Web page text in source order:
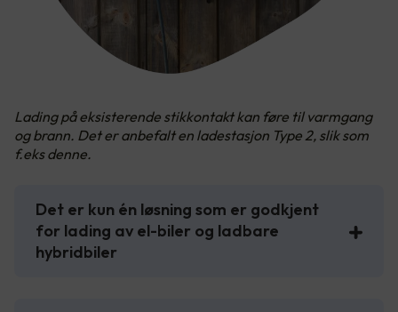
Lading på eksisterende stikkontakt kan føre til varmgang
og brann. Det er anbefalt en ladestasjon Type 2, slik som
f.eks denne.
Det er kun én løsning som er godkjent
for lading av el-biler og ladbare
hybridbiler